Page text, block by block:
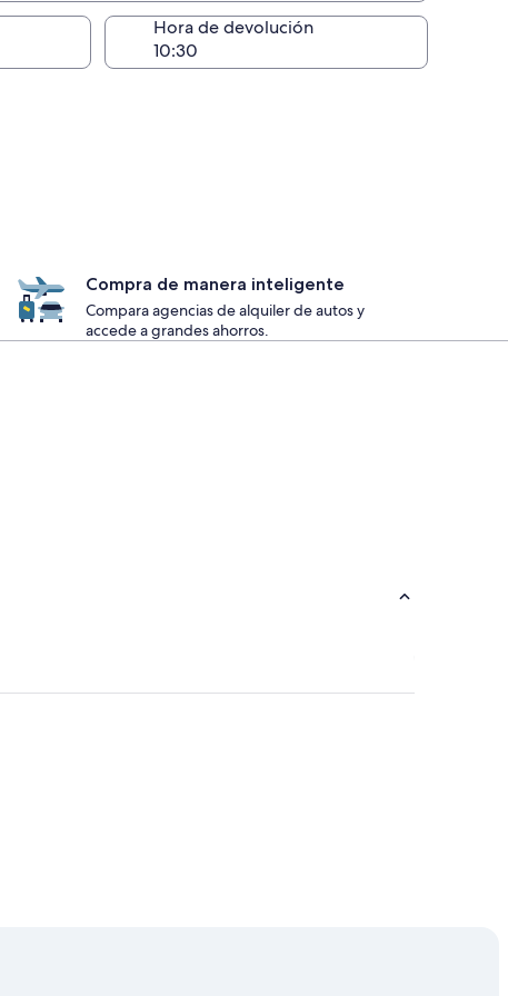
lugar de la entrega
Hora de devolución
Compra de manera inteligente
Compara agencias de alquiler de autos y
accede a grandes ahorros.